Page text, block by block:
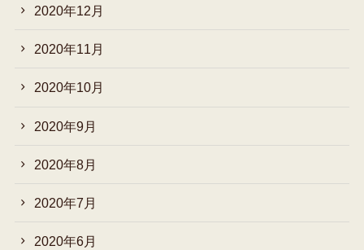
2020年12月
2020年11月
2020年10月
2020年9月
2020年8月
2020年7月
2020年6月